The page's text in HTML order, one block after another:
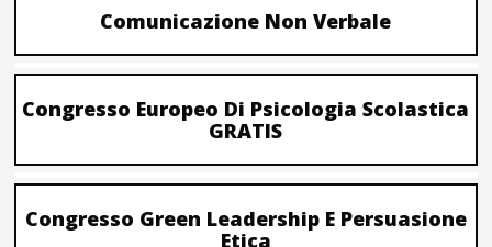
Comunicazione Non Verbale
Congresso Europeo Di Psicologia Scolastica
GRATIS
Congresso Green Leadership E Persuasione
Etica